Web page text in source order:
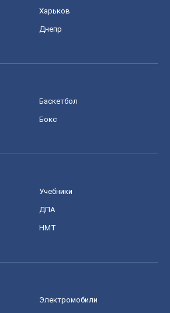
Харьков
Днепр
Баскетбол
Бокс
Учебники
ДПА
НМТ
Электромобили